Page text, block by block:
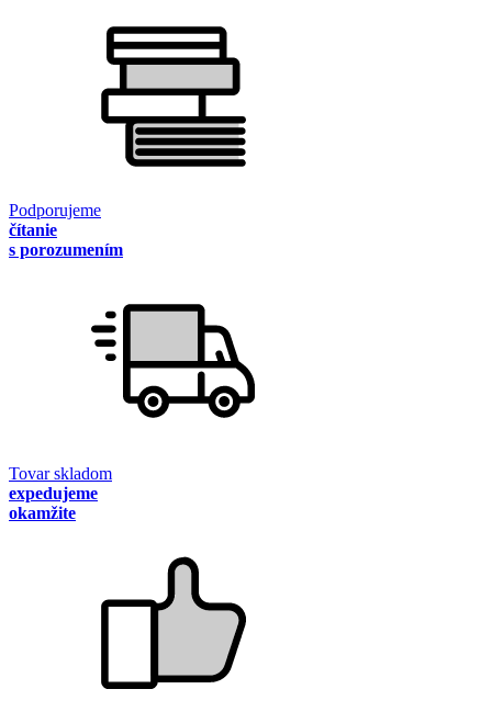
Podporujeme
čítanie
s porozumením
Tovar skladom
expedujeme
okamžite